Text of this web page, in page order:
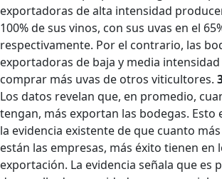
exportadoras de alta intensidad
100% de sus vinos, con sus uvas en el
respectivamente. Por el contrario, las
exportadoras de baja y media
comprar más uvas de otros viticultores.
Los datos revelan que, en promedio,
tengan, más exportan las bodegas. Esto
la evidencia existente de que cuanto
están las empresas, más éxito tienen en
exportación. La evidencia señala que es